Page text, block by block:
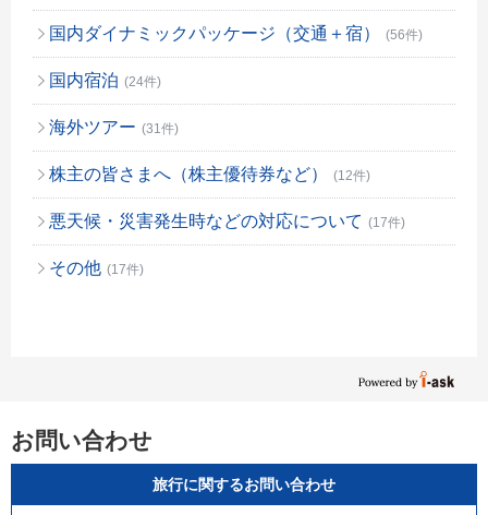
国内ダイナミックパッケージ（交通＋宿） (56件)
国内宿泊 (24件)
海外ツアー (31件)
株主の皆さまへ（株主優待券など） (12件)
悪天候・災害発生時などの対応について (17件)
その他 (17件)
お問い合わせ
旅行に関するお問い合わせ